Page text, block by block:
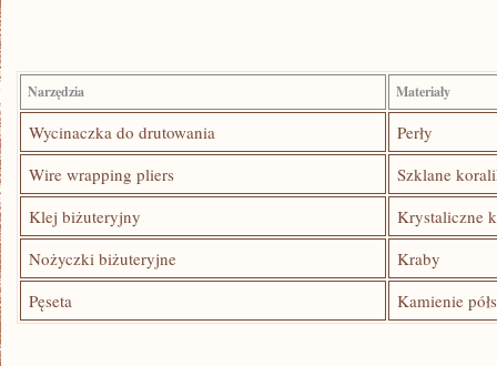
Narzędzia Materiały
Wycinaczka⁢ do drutowania
Perły
Wire‌ wrapping⁣ pliers
Szklane
Klej ⁢biżuteryjny
Krystaliczne⁣
Nożyczki biżuteryjne
Kraby
Pęseta
Kamienie